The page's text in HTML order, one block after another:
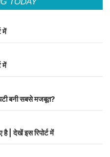
में
में
बनी सबसे मजबूत?
है | देखें इस रिपोर्ट में